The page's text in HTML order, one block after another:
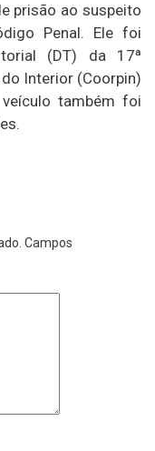
prisão ao suspeito
Penal. Ele foi
(DT) da 17ª
Interior (Coorpin)
também foi
Campos